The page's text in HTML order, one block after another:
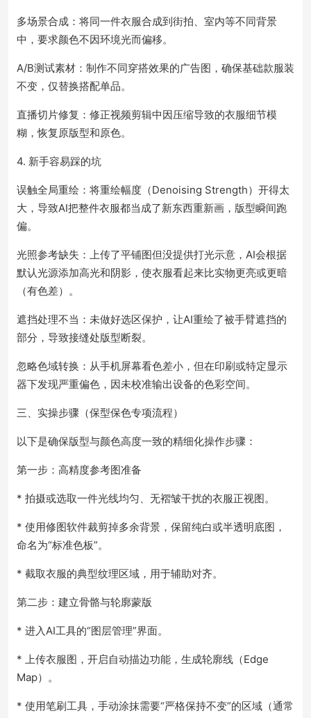
多场景合成：将同一件衣服合成到街拍、室内等不同背景
中，要求颜色不因环境光而偏移。
A/B测试素材：制作不同穿搭效果的广告图，确保基础款服装
不变，仅替换搭配单品。
直播切片修复：修正视频剪辑中因压缩导致的衣服细节模
糊，恢复原版型和原色。
4. 新手容易踩的坑
误触全局重绘：将重绘幅度（Denoising Strength）开得太
大，导致AI把整件衣服都当成了新东西重新画，版型瞬间跑
偏。
光照参考缺失：上传了平铺图但没提供打光示意，AI会根据
默认光源添加高光和阴影，使衣服看起来比实物更亮或更暗
（有色差）。
遮挡处理不当：未做好选区保护，让AI重绘了被手臂遮挡的
部分，导致接缝处版型断裂。
忽略色域转换：从手机屏幕看色差小，但在印刷或特定显示
器下发现严重偏色，因未校准输出设备的色彩空间。
三、实操步骤（保型保色专项流程）
以下是确保版型与颜色高度一致的精细化操作步骤：
第一步：高精度参考图准备
* 拍摄或选取一件光线均匀、无褶皱干扰的衣服正视图。
* 使用修图软件裁剪掉多余背景，保留纯白或半透明底图，
命名为“标准色板”。
* 截取衣服的典型纹理区域，用于辅助对齐。
第二步：建立骨骼与轮廓蒙版
* 进入AI工具的“图层管理”界面。
* 上传衣服图，开启自动描边功能，生成轮廓线（Edge
Map）。
* 使用笔刷工具，手动涂抹需要“严格保持不变”的区域（通常